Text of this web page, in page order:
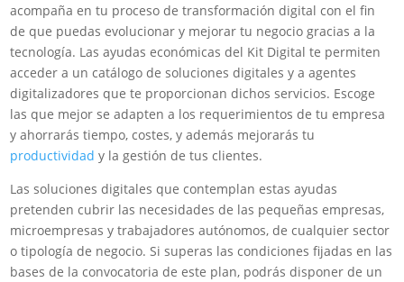
acompaña en tu proceso de transformación digital con el fin
de que puedas evolucionar y mejorar tu negocio gracias a la
tecnología. Las ayudas económicas del Kit Digital te permiten
acceder a un catálogo de soluciones digitales y a agentes
digitalizadores que te proporcionan dichos servicios. Escoge
las que mejor se adapten a los requerimientos de tu empresa
y ahorrarás tiempo, costes, y además mejorarás tu
productividad y la gestión de tus clientes.
Las soluciones digitales que contemplan estas ayudas
pretenden cubrir las necesidades de las pequeñas empresas,
microempresas y trabajadores autónomos, de cualquier sector
o tipología de negocio. Si superas las condiciones fijadas en las
bases de la convocatoria de este plan, podrás disponer de un